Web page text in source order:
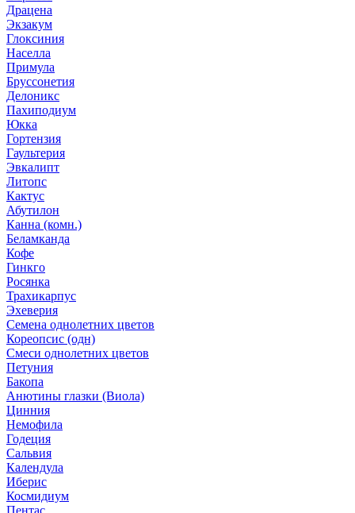
Драцена
Экзакум
Глоксиния
Населла
Примула
Бруссонетия
Делоникс
Пахиподиум
Юкка
Гортензия
Гаультерия
Эвкалипт
Литопс
Кактус
Абутилон
Канна (комн.)
Беламканда
Кофе
Гинкго
Росянка
Трахикарпус
Эхеверия
Семена однолетних цветов
Кореопсис (одн)
Смеси однолетних цветов
Петуния
Бакопа
Анютины глазки (Виола)
Цинния
Немофила
Годеция
Сальвия
Календула
Иберис
Космидиум
Пентас